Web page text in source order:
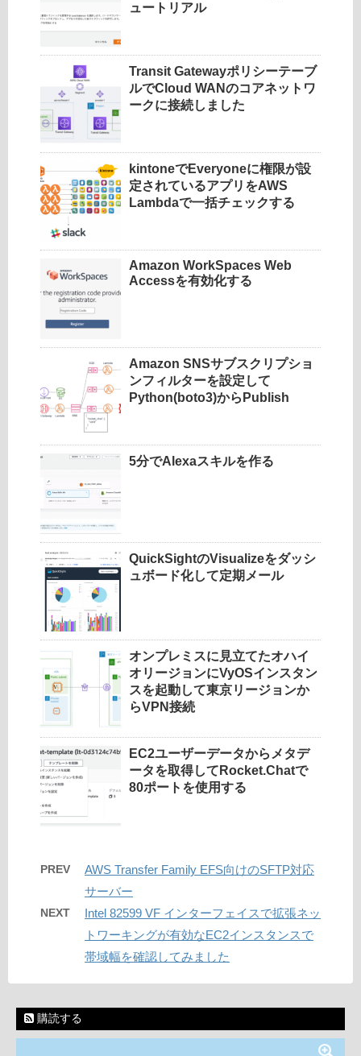
ュートリアル
Transit Gatewayポリシーテーブ
ルでCloud WANのコアネットワ
ークに接続しました
kintoneでEveryoneに権限が設
定されているアプリをAWS
Lambdaで一括チェックする
Amazon WorkSpaces Web
Accessを有効化する
Amazon SNSサブスクリプショ
ンフィルターを設定して
Python(boto3)からPublish
5分でAlexaスキルを作る
QuickSightのVisualizeをダッシ
ュボード化して定期メール
オンプレミスに見立てたオハイ
オリージョンにVyOSインスタン
スを起動して東京リージョンか
らVPN接続
EC2ユーザーデータからメタデ
ータを取得してRocket.Chatで
80ポートを使用する
PREV
AWS Transfer Family EFS向けのSFTP対応
サーバー
NEXT
Intel 82599 VF インターフェイスで拡張ネッ
トワーキングが有効なEC2インスタンスで
帯域幅を確認してみました
購読する